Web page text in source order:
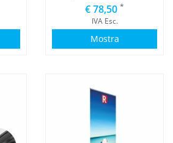
€ 78,50 *
IVA Esc.
Mostra